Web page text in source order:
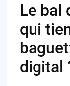
Le bal
qui
digital